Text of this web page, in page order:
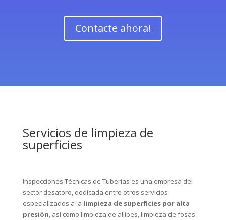
Contacte ahora!
Servicios de limpieza de
superficies
Inspecciones Técnicas de Tuberías es una empresa del
sector desatoro, dedicada entre otros servicios
especializados a la limpieza de superficies por alta
presión, así como limpieza de aljibes, limpieza de fosas